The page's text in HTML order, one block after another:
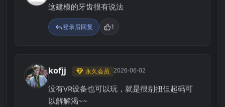
这建模的牙齿很有说法
登录后回复 1
K kofjj 永久会员 2026-06-02
没有VR设备也可以玩，就是很别扭但起码可
以解解渴~~